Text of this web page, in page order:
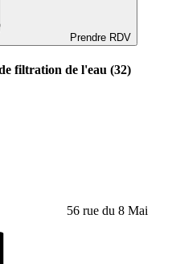
Prendre RDV
filtration de l'eau (32)
56 rue du 8 Mai